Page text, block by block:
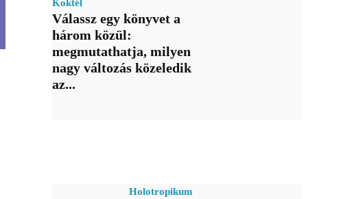
Koktél
Válassz egy könyvet a
három közül:
megmutathatja, milyen
nagy változás közeledik
az...
Holotropikum